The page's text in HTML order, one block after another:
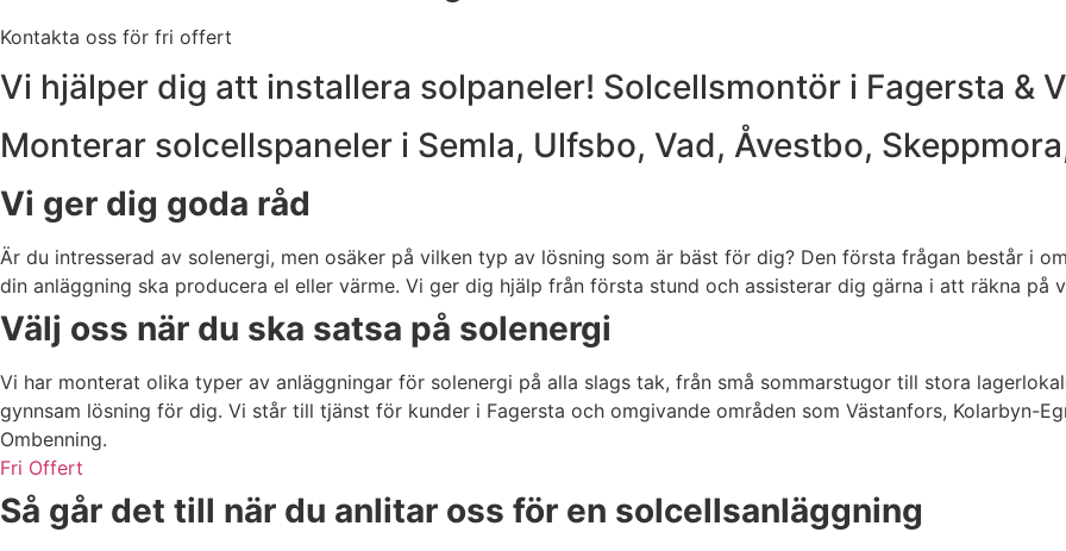
Kontakta oss för fri offert
Vi hjälper dig att installera solpaneler! Solcellsmontör i Fagersta &
Monterar solcellspaneler i Semla, Ulfsbo, Vad, Åvestbo,
Vi ger dig goda råd
Är du intresserad av solenergi, men osäker på vilken typ av lösning som är bäst för dig? Den första frågan består i
din anläggning ska producera el eller värme. Vi ger dig hjälp från första stund och assisterar dig gärna i att räkna
Välj oss när du ska satsa på solenergi
Vi har monterat olika typer av anläggningar för solenergi på alla slags tak, från små sommarstugor till stora
gynnsam lösning för dig. Vi står till tjänst för kunder i Fagersta och omgivande områden som Västanfors, Kolarbyn-
Ombenning.
Fri Offert
Så går det till när du anlitar oss för en solcellsanläggning